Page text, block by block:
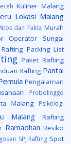
Kuliner Malang
Lokasi Malang
dan Fakta Murah
Operator Sungai
Packing List
Paket Rafting
Rafting Pantai
Pengalaman
Probolinggo
Malang Psikologi
Malang
Rafting
Ramadhan Resiko
SPJ Rafting Spot